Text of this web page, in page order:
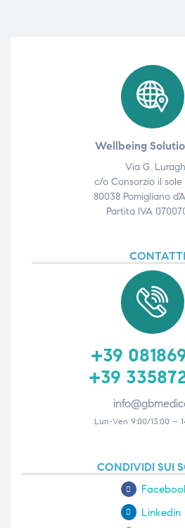
Wellbeing
Via G.
c/o Consorzio il
80038 Pomigliano
Partita IVA
CONTATTI
+39
+39
Lun-Ven 9:00/13:00 –
CONDIVIDI SUI
Linkedin